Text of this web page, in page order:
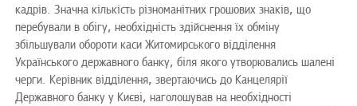
кадрів. Значна кількість різноманітних грошових знаків, що
перебували в обігу, необхідність здійснення їх обміну
збільшували обороти каси Житомирського відділення
Українського державного банку, біля якого утворювались шалені
черги. Керівник відділення, звертаючись до Канцелярії
Державного банку у Києві, наголошував на необхідності